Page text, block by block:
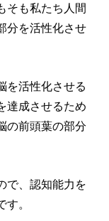
そも私たち人間
分を活性化させ
を活性化させる
達成させるため
の前頭葉の部分
で、認知能力を
。